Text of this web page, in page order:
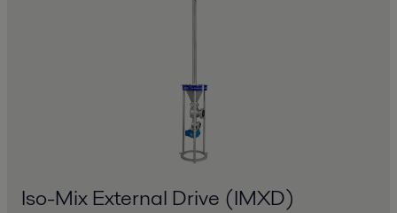
Iso-Mix External Drive (IMXD)